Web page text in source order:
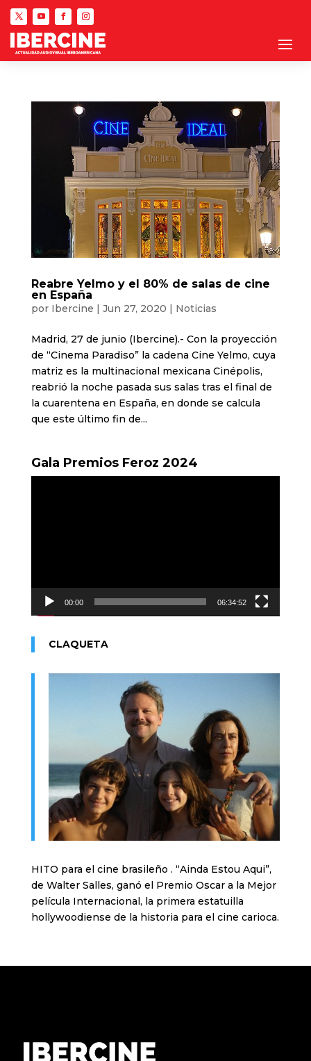
Reabre Yelmo y el 80% de salas de cine
en España
por Ibercine | Jun 27, 2020 | Noticias
Madrid, 27 de junio (Ibercine).- Con la proyección
de “Cinema Paradiso” la cadena Cine Yelmo, cuya
matriz es la multinacional mexicana Cinépolis,
reabrió la noche pasada sus salas tras el final de
la cuarentena en España, en donde se calcula
que este último fin de...
Gala Premios Feroz 2024
00:00 06:34:52
CLAQUETA
HITO para el cine brasileño . “Ainda Estou Aqui”,
de Walter Salles, ganó el Premio Oscar a la Mejor
película Internacional, la primera estatuilla
hollywoodiense de la historia para el cine carioca.